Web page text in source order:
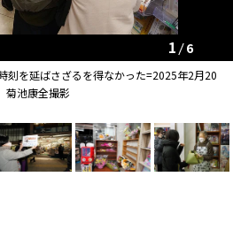
刻を延ばさざるを得なかった=2025年2月20
菊池康全撮影
1 6